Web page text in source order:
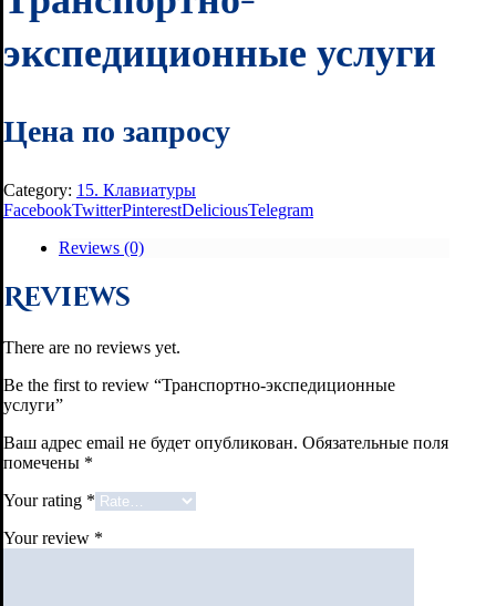
экспедиционные услуги
Цена по запросу
Category: 15. Клавиатуры
FacebookTwitterPinterestDeliciousTelegram
Reviews (0)
Reviews
There are no reviews yet.
Be the first to review “Транспортно-экспедиционные
услуги”
Ваш адрес email не будет опубликован. Обязательные поля
помечены *
Your rating *
Your review *